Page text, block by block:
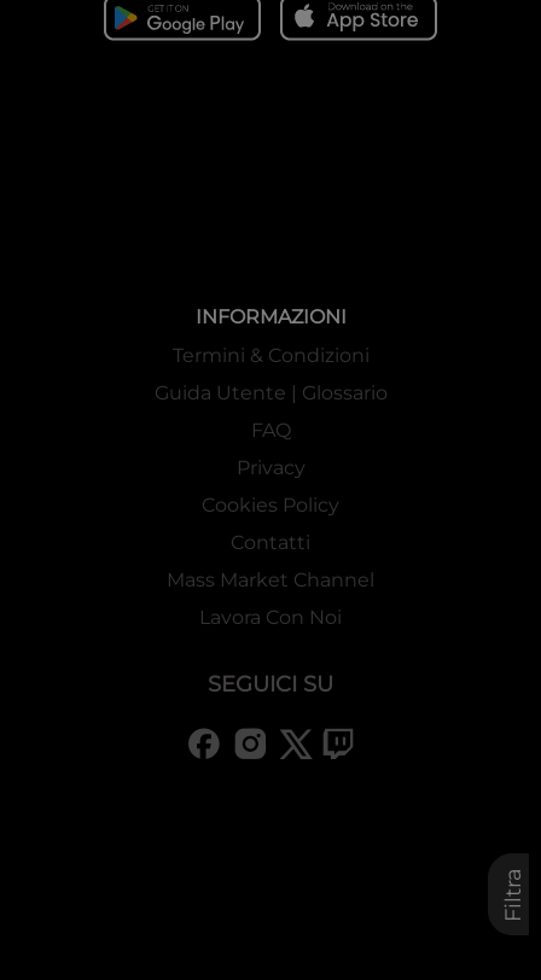
Filtra
INFORMAZIONI
Termini & Condizioni
Guida Utente | Glossario
FAQ
Privacy
Cookies Policy
Contatti
Mass Market Channel
Lavora Con Noi
SEGUICI SU